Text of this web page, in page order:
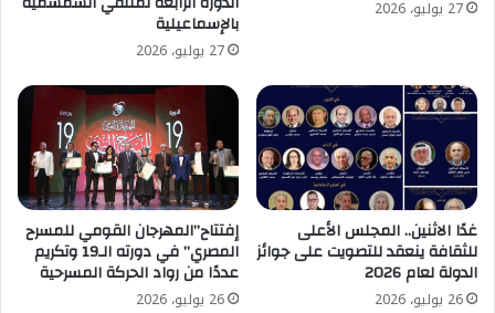
27 يوليو، 2026
بالإسماعيلية
27 يوليو، 2026
غدًا الاثنين.. المجلس الأعلى
للثقافة ينعقد للتصويت على جوائز
الدولة لعام 2026
26 يوليو، 2026
إفتتاح”المهرجان القومي للمسرح
المصري” في دورته الـ19 وتكريم
عددًا من رواد الحركة المسرحية
26 يوليو، 2026